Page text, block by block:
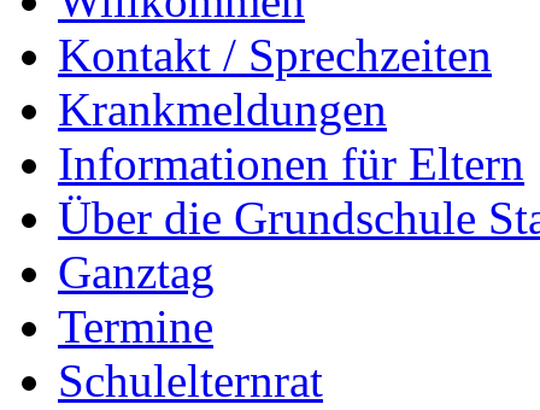
Kontakt / Sprechzeiten
Krankmeldungen
Informationen für Eltern
Über die Grundschule
Ganztag
Termine
Schulelternrat